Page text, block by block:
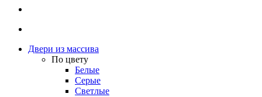
Двери из массива
По цвету
Белые
Серые
Светлые